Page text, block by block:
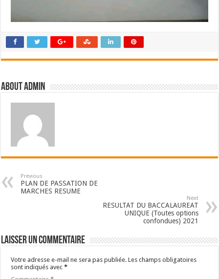
About admin
Previous
PLAN DE PASSATION DE
MARCHES RESUME
Next
RESULTAT DU BACCALAUREAT
UNIQUE (Toutes options
confondues) 2021
Laisser un commentaire
Votre adresse e-mail ne sera pas publiée. Les champs obligatoires
sont indiqués avec*